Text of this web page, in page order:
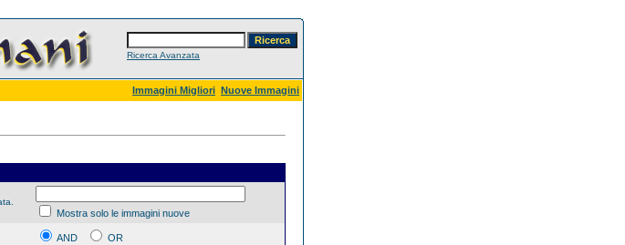
Ricerca Avanzata
Immagini Migliori Nuove Immagini
Mostra solo le immagini nuove
AND
OR